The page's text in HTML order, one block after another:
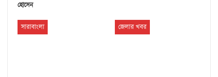
হোসেন
সারাবাংলা জেলার খবর